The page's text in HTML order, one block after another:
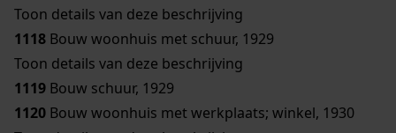
Toon details van deze beschrijving
1118 Bouw woonhuis met schuur, 1929
Toon details van deze beschrijving
1119 Bouw schuur, 1929
1120 Bouw woonhuis met werkplaats; winkel, 1930